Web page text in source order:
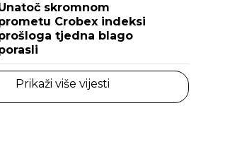
skromnom
Crobex indeksi
tjedna blago
Prikaži više vijesti